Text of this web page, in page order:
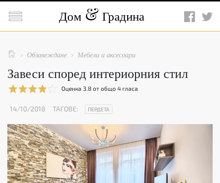
 Дом Градина
  Обзавеждане  Мебели и аксесоари
Завеси според интериорния стил
Оценка 3.8 от общо 4 гласа
14/10/2018 ТАГОВЕ: ПЕРДЕТА